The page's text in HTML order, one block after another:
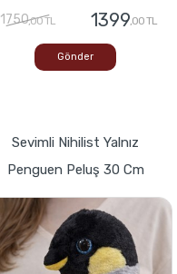
1750,00 TL 1399,00 TL
Gönder
Sevimli Nihilist Yalnız
Penguen Peluş 30 Cm